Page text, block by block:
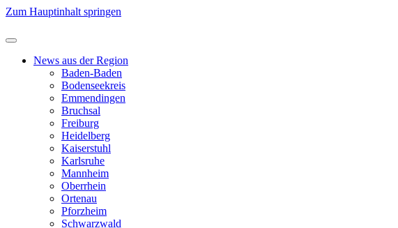
Zum Hauptinhalt springen
News aus der Region
Baden-Baden
Bodenseekreis
Emmendingen
Bruchsal
Freiburg
Heidelberg
Kaiserstuhl
Karlsruhe
Mannheim
Oberrhein
Ortenau
Pforzheim
Schwarzwald